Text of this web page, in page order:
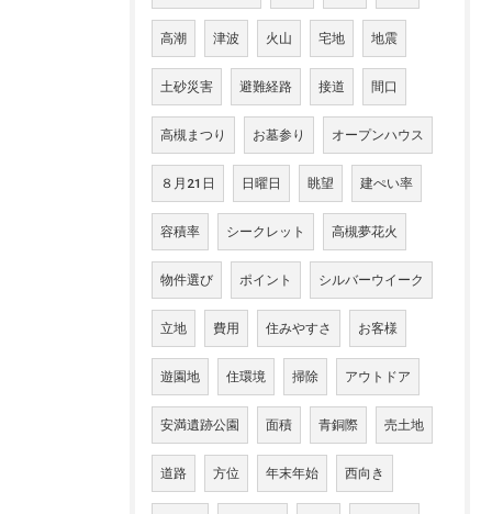
高潮 津波 火山 宅地 地震
土砂災害 避難経路 接道 間口
高槻まつり お墓参り オープンハウス
８月21日 日曜日 眺望 建ぺい率
容積率 シークレット 高槻夢花火
物件選び ポイント シルバーウイーク
立地 費用 住みやすさ お客様
遊園地 住環境 掃除 アウトドア
安満遺跡公園 面積 青銅際 売土地
道路 方位 年末年始 西向き